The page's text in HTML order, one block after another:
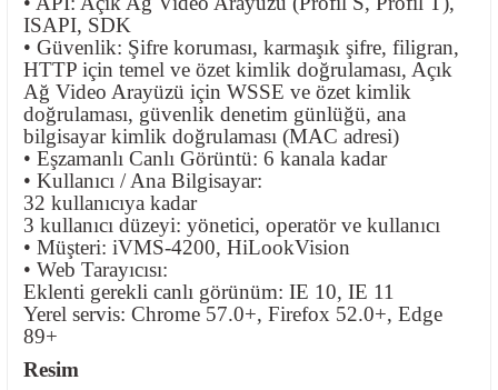
ISAPI, SDK
• Güvenlik: Şifre koruması, karmaşık şifre, filigran,
HTTP için temel ve özet kimlik doğrulaması, Açık
Ağ Video Arayüzü için WSSE ve özet kimlik
doğrulaması, güvenlik denetim günlüğü, ana
bilgisayar kimlik doğrulaması (MAC adresi)
• Eşzamanlı Canlı Görüntü: 6 kanala kadar
• Kullanıcı / Ana Bilgisayar:
32 kullanıcıya kadar
3 kullanıcı düzeyi: yönetici, operatör ve kullanıcı
• Müşteri: iVMS-4200, HiLookVision
• Web Tarayıcısı:
Eklenti gerekli canlı görünüm: IE 10, IE 11
Yerel servis: Chrome 57.0+, Firefox 52.0+, Edge
89+
Resim